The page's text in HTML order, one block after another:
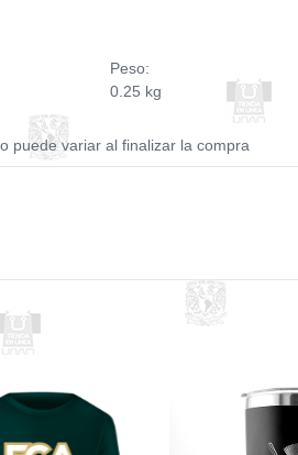
Peso:
0.25 kg
puede variar al finalizar la compra